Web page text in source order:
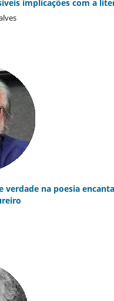
implicações com a
verdade na poesia